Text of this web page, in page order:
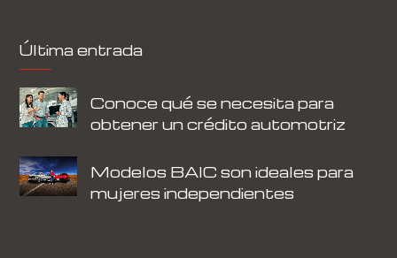
Última entrada
Conoce qué se necesita para
obtener un crédito automotriz
Modelos BAIC son ideales para
mujeres independientes